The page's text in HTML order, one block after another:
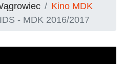
Kino MDK
- MDK 2016/2017